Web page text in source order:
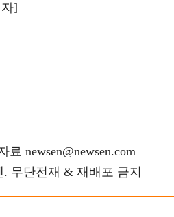
]
newsen@newsen.com
무단전재 & 재배포 금지